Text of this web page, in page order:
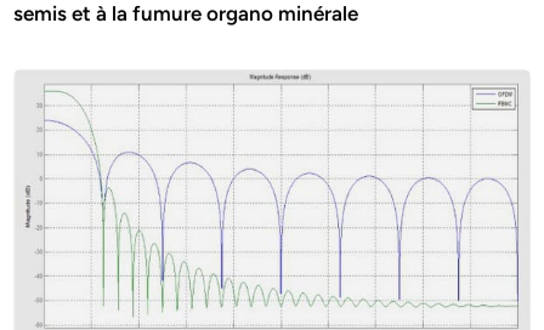
semis et à la fumure organo minérale